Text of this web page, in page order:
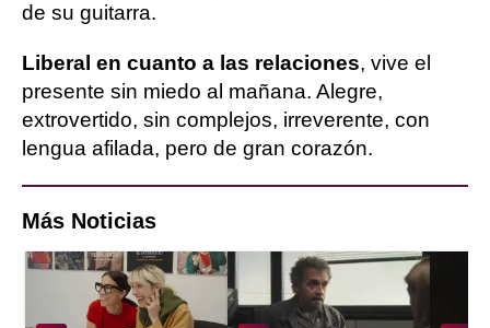
de su guitarra.
Liberal en cuanto a las relaciones, vive el
presente sin miedo al mañana. Alegre,
extrovertido, sin complejos, irreverente, con
lengua afilada, pero de gran corazón.
Más Noticias